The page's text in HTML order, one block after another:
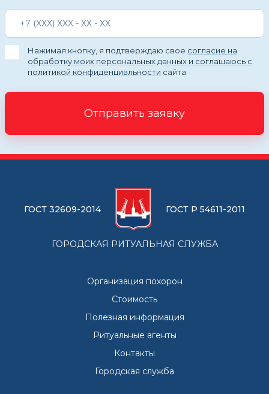
Нажимая кнопку, я подтверждаю свое согласие на
обработку моих персональных данных и соглашаюсь с
политикой конфиденциальности сайта
Отправить заявку
ГОСТ 32609-2014 ГОСТ Р 54611-2011
ГОРОДСКАЯ РИТУАЛЬНАЯ СЛУЖБА
Организация похорон
Стоимость
Полезная информация
Ритуальные агенты
Контакты
Городская служба